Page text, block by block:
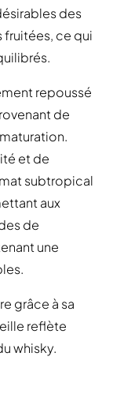
des
fruitées, ce qui
repoussé
de
et de
subtropical
aux
de
une
grâce à sa
reflète
whisky.